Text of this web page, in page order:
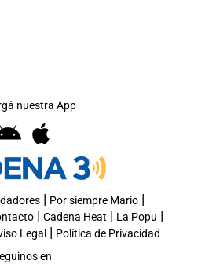
nuestra App
| Por siempre Mario|
| Cadena Heat | La Popu |
Legal | Política de Privacidad
en